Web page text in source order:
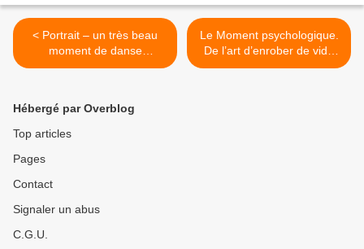
< Portrait – un très beau
moment de danse
millimétrée et sensible.
Le Moment psychologique.
De l’art d’enrober de vide
coloré un contenu crypté. >
Hébergé par Overblog
Top articles
Pages
Contact
Signaler un abus
C.G.U.